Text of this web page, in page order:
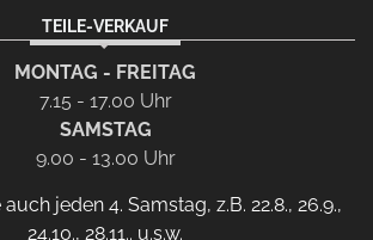
TEILE-VERKAUF
MONTAG - FREITAG
7.15 - 17.00 Uhr
SAMSTAG
9.00 - 13.00 Uhr
jeden 4. Samstag, z.B. 22.8., 26.9.,
24.10., 28.11.. u.s.w.